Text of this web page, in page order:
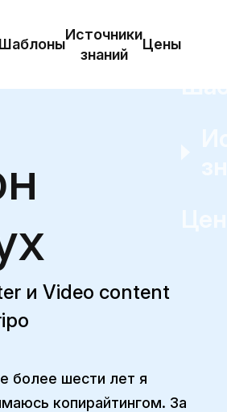
Шаблоны
Источники
знаний
Цены
и Video content
более шести лет я
копирайтингом. За